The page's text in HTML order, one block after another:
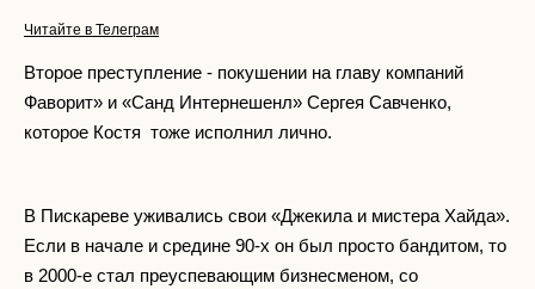
Читайте в Телеграм
Второе преступление - покушении на главу компаний
Фаворит» и «Санд Интернешенл» Сергея Савченко,
которое Костя тоже исполнил лично.
В Пискареве уживались свои «Джекила и мистера Хайда».
Если в начале и средине 90-х он был просто бандитом, то
в 2000-е стал преуспевающим бизнесменом, со